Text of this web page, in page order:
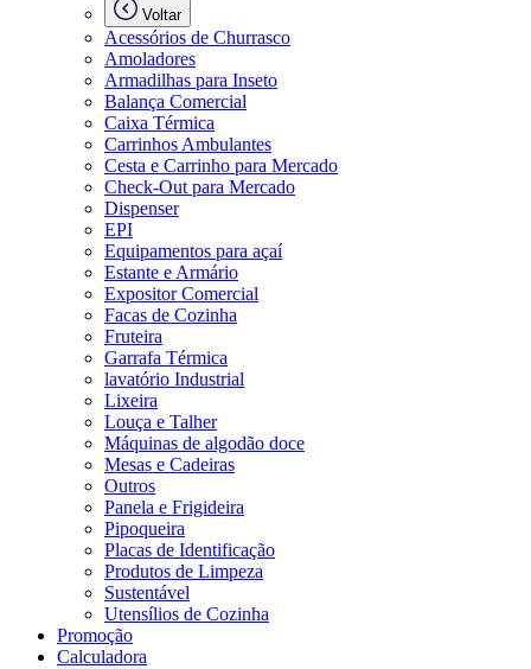
Voltar
Acessórios de Churrasco
Amoladores
Armadilhas para Inseto
Balança Comercial
Caixa Térmica
Carrinhos Ambulantes
Cesta e Carrinho para Mercado
Check-Out para Mercado
Dispenser
EPI
Equipamentos para açaí
Estante e Armário
Expositor Comercial
Facas de Cozinha
Fruteira
Garrafa Térmica
lavatório Industrial
Lixeira
Louça e Talher
Máquinas de algodão doce
Mesas e Cadeiras
Outros
Panela e Frigideira
Pipoqueira
Placas de Identificação
Produtos de Limpeza
Sustentável
Utensílios de Cozinha
Promoção
Calculadora